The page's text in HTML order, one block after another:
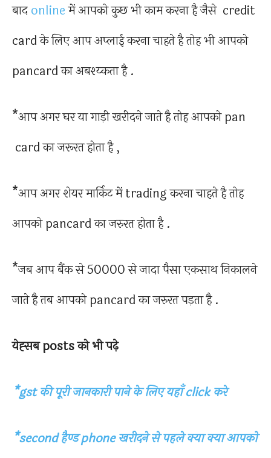
बादonlineमें आपको कुछ भी काम करना है जैसे credit
card के लिए आप अप्लाई करना चाहते है तोह भी आपको
pancard का अबश्य्कता है .
*आप अगर घर या गाड़ी खरीदने जाते है तोह आपको pan
card का जरूरत होता है ,
*आप अगर शेयर मार्किट में trading करना चाहते है तोह
आपको pancard का जरुरत होता है .
*जब आप बैंक से 50000 से जादा पैसा एकसाथ निकालने
जाते है तब आपको pancard का जरुरत पड़ता है .
येह्सब posts को भी पढ़े
*gst की पूरी जानकारी पाने के लिए यहाँ click करे
*second हैण्ड phone खरीदने से पहले क्या क्या आपको